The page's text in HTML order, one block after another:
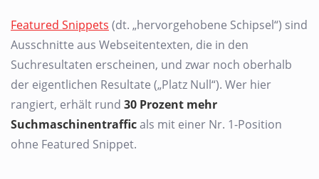
Featured Snippets (dt. „hervorgehobene Schipsel“) sind
Ausschnitte aus Webseitentexten, die in den
Suchresultaten erscheinen, und zwar noch oberhalb
der eigentlichen Resultate („Platz Null“). Wer hier
rangiert, erhält rund 30 Prozent mehr
Suchmaschinentrafficals mit einer Nr. 1-Position
ohne Featured Snippet.